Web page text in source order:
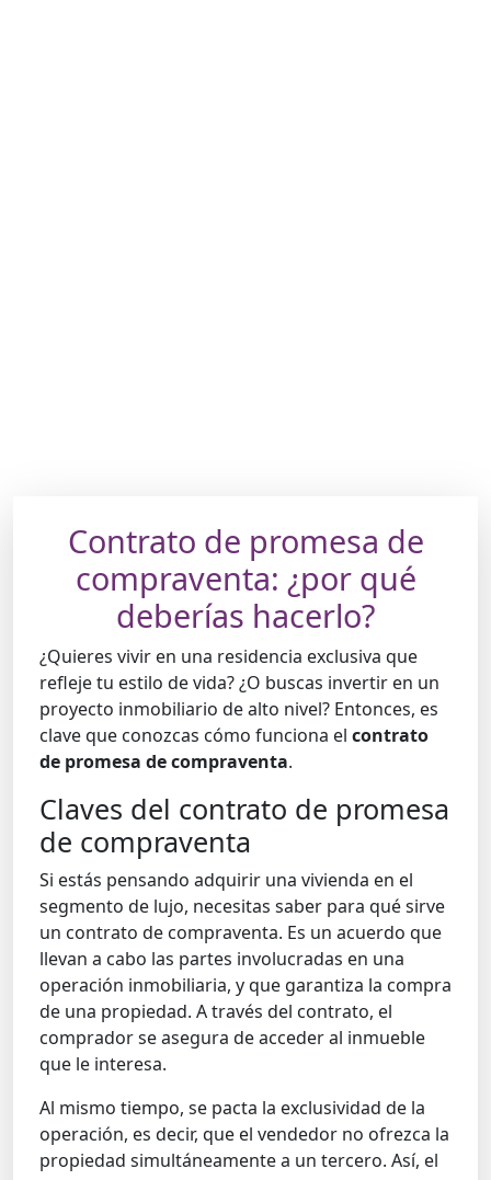
Contrato de promesa de
compraventa: ¿por qué
deberías hacerlo?
¿Quieres vivir en una residencia exclusiva que
refleje tu estilo de vida? ¿O buscas invertir en un
proyecto inmobiliario de alto nivel? Entonces, es
clave que conozcas cómo funciona el contrato
de promesa de compraventa.
Claves del contrato de promesa
de compraventa
Si estás pensando adquirir una vivienda en el
segmento de lujo, necesitas saber para qué sirve
un contrato de compraventa. Es un acuerdo que
llevan a cabo las partes involucradas en una
operación inmobiliaria, y que garantiza la compra
de una propiedad. A través del contrato, el
comprador se asegura de acceder al inmueble
que le interesa.
Al mismo tiempo, se pacta la exclusividad de la
operación, es decir, que el vendedor no ofrezca la
propiedad simultáneamente a un tercero. Así, el